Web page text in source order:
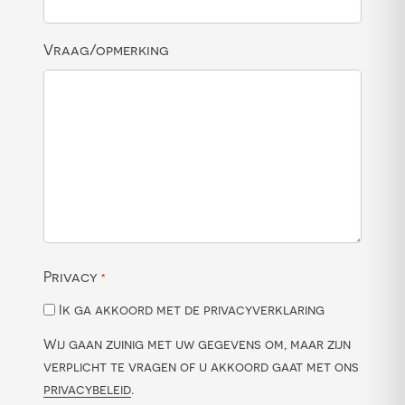
Vraag/opmerking
Privacy *
Ik ga akkoord met de privacyverklaring
Wij gaan zuinig met uw gegevens om, maar zijn
verplicht te vragen of u akkoord gaat met ons
privacybeleid.